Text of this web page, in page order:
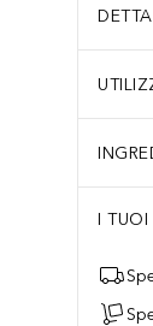
I TUOI